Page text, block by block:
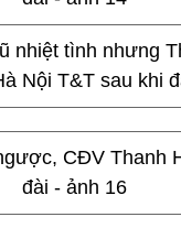
nhiệt tình nhưng
Nội T&T sau khi